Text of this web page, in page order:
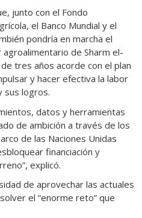
junto con el Fondo
el Banco Mundial y el
pondría en marcha el
de Sharm el-
tres años acorde con el plan
y hacer efectiva la labor
sus logros.
datos y herramientas
de ambición a través de los
de las Naciones Unidas
financiación y
explicó.
de aprovechar las actuales
el “enorme reto” que